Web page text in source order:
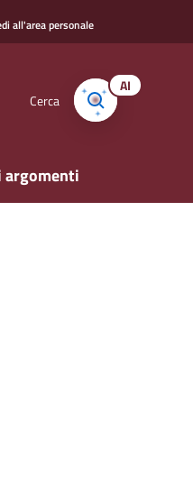
all'area personale
Cerca
AI